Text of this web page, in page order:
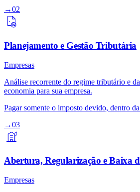
→02
Planejamento e Gestão Tributária
Empresas
Análise recorrente do regime tributário e
economia para sua empresa.
Pagar somente o imposto devido, dentro
→03
Abertura, Regularização e Baixa
Empresas